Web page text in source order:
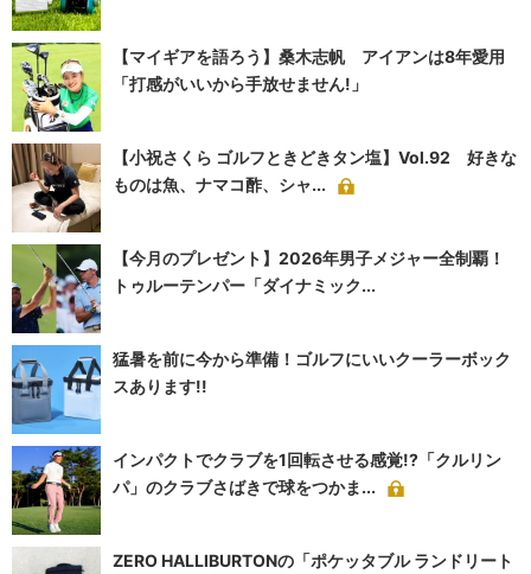
【マイギアを語ろう】桑木志帆 アイアンは8年愛用
「打感がいいから手放せません!」
【小祝さくら ゴルフときどきタン塩】Vol.92 好きな
ものは魚、ナマコ酢、シャ...
【今月のプレゼント】2026年男子メジャー全制覇！
トゥルーテンパー「ダイナミック...
猛暑を前に今から準備！ゴルフにいいクーラーボック
スあります!!
インパクトでクラブを1回転させる感覚!?「クルリン
パ」のクラブさばきで球をつかま...
ZERO HALLIBURTONの「ポケッタブル ランドリート